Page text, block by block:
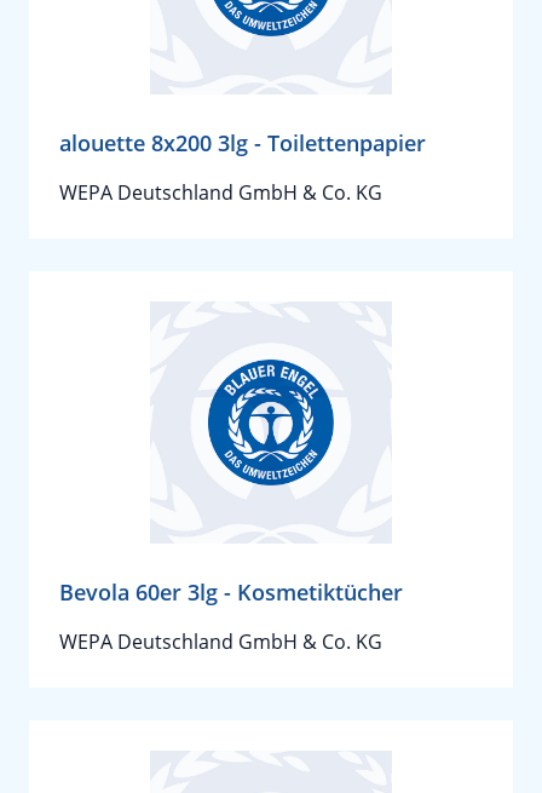
alouette 8x200 3lg - Toilettenpapier
WEPA Deutschland GmbH & Co. KG
Bevola 60er 3lg - Kosmetiktücher
WEPA Deutschland GmbH & Co. KG